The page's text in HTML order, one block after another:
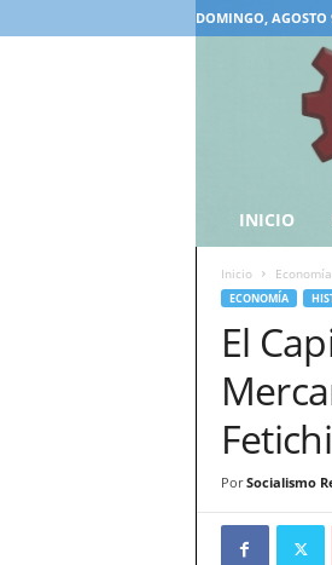
DOMINGO, AGOSTO
INICIO
Inicio Economía
ECONOMÍA
El
Por Socialismo